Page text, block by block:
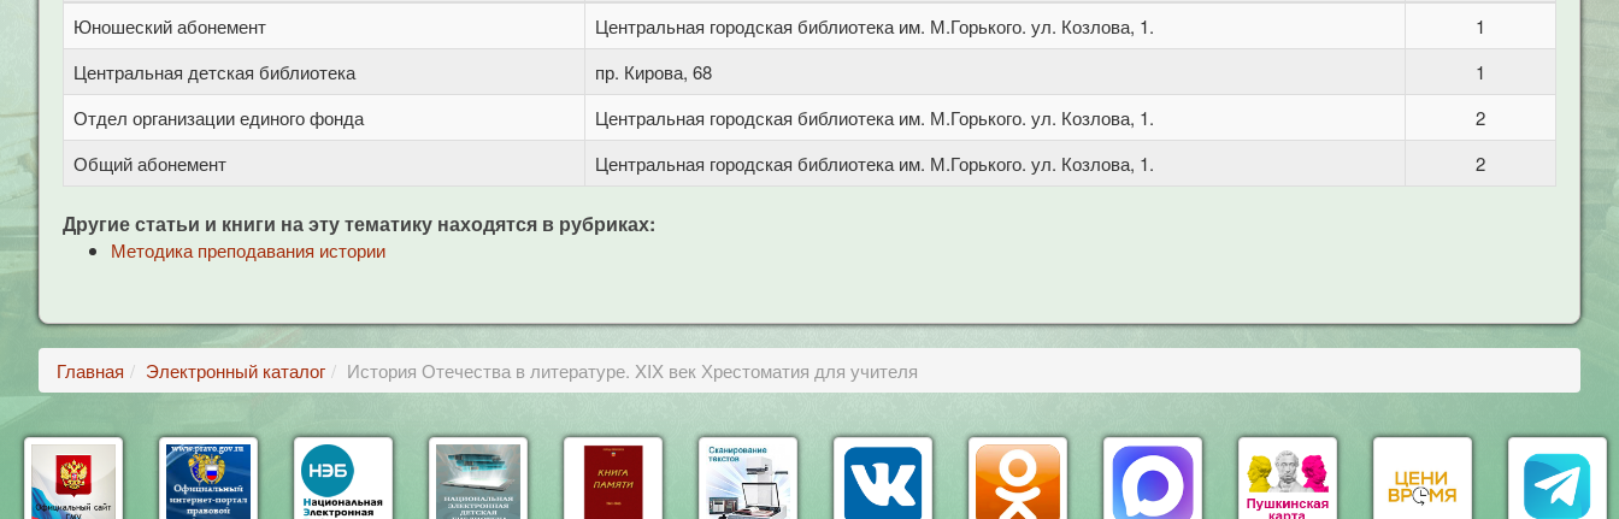
Юношеский абонемент Центральная городская библиотека им. М.Горького. ул. Козлова, 1.
1
Центральная детская библиотека
пр. Кирова, 68
1
Отдел организации единого фонда
Центральная городская библиотека им. М.Горького. ул. Козлова, 1.
2
Общий абонемент
Центральная городская библиотека им. М.Горького. ул. Козлова, 1. 2
Другие статьи и книги на эту тематику находятся в рубриках:
Методика преподавания истории
Главная Электронный каталог История Отечества в литературе. XIX век Хрестоматия для учителя